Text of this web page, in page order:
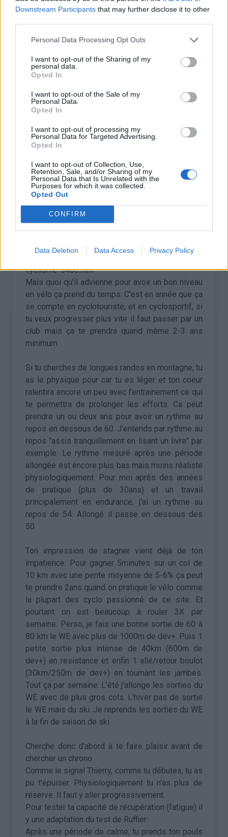
Downstream Participants that may further disclose it to other
Personal Data Processing Opt Outs
I want to opt-out of the Sharing of my
personal data.
Opted In
I want to opt-out of the Sale of my
Personal Data.
Opted In
I want to opt-out of processing my
Personal Data for Targeted Advertising.
Opted In
I want to opt-out of Collection, Use,
Retention, Sale, and/or Sharing of my
Personal Data that Is Unrelated with the
Purposes for which it was collected.
Opted Out
CONFIRM
Data Deletion Data Access Privacy Policy
thierry
12/10/2015 00:15
Bonjour,
La performance sur une montée sèche donc un
effort court en résistance ou plutôt de longues
randos avec un peu de dénivelé (+ de 100km
avec 2000m de dev+ par exemple). Enfin il y
aussi les cyclo-sportives qui sont encore un
effort différent, très irrégulier avec de grosses
accélérations puis des périodes plus calmes. Il y
a de très bons bouquins déjà cités sur le forum
qui pourront de donner des indications pour les
différents types d'entrainements.
http://www.cols-cyclisme.com/forum/livre-
cyclisme-s466.htm
Mais quoi qu'il advienne pour avoir un bon niveau
en vélo ça prend du temps. C'est en année que ça
se compte en cyclotouriste, et en cyclosportif, si
tu veux progresser plus vite il faut passer par un
club mais ça te prendra quand même 2-3 ans
minimum.
Si tu cherches de longues randos en montagne, tu
as le physique pour car tu es léger et ton coeur
ralentira encore un peu avec l'entrainement ce qui
te permettra de prolonger les efforts. Ca peut
prendre un ou deux ans pour avoir un rythme au
repos en dessous de 60. J'entends par rythme au
repos "assis tranquillement en lisant un livre" par
exemple. Le rythme mesuré après une période
allongée est encore plus bas mais moins réaliste
physiologiquement. Pour moi après des années
de pratique (plus de 30ans) et un travail
principalement en endurance, j'ai un rythme au
repos de 54. Allongé il passe en dessous des
50.
Ton impression de stagner vient déjà de ton
impatience. Pour gagner 5minutes sur un col de
10 km avec une pente moyenne de 5-6% ça peut
te prendre 2ans quand on pratique le vélo comme
la plupart des cyclo passionné de ce site. Et
pourtant on est beaucoup à rouler 3X par
semaine. Perso, je fais une bonne sortie de 60 à
80 km le WE avec plus de 1000m de dev+. Puis 1
petite sortie plus intense de 40km (600m de
dev+) en resistance et enfin 1 allé/retour boulot
(30km/250m de dev+) en tournant les jambes.
Tout ça par semaine. L'été j'allonge les sorties du
WE avec de plus gros cols. L'hiver pas de sortie
le WE mais du ski. Je reprends les sorties du WE
à la fin de saison de ski.
Cherche donc d'abord à te faire plaisir avant de
chercher un chrono.
Comme le signal Thierry, comme tu débutes, tu as
pu t'épuiser. Physiologiquement tu n'as plus de
réserve. Il faut y aller progressivement.
Pour tester ta capacité de récupération (fatigue) il
y une adaptation du test de Ruffier:
Après une période de calme, tu prends ton pouls